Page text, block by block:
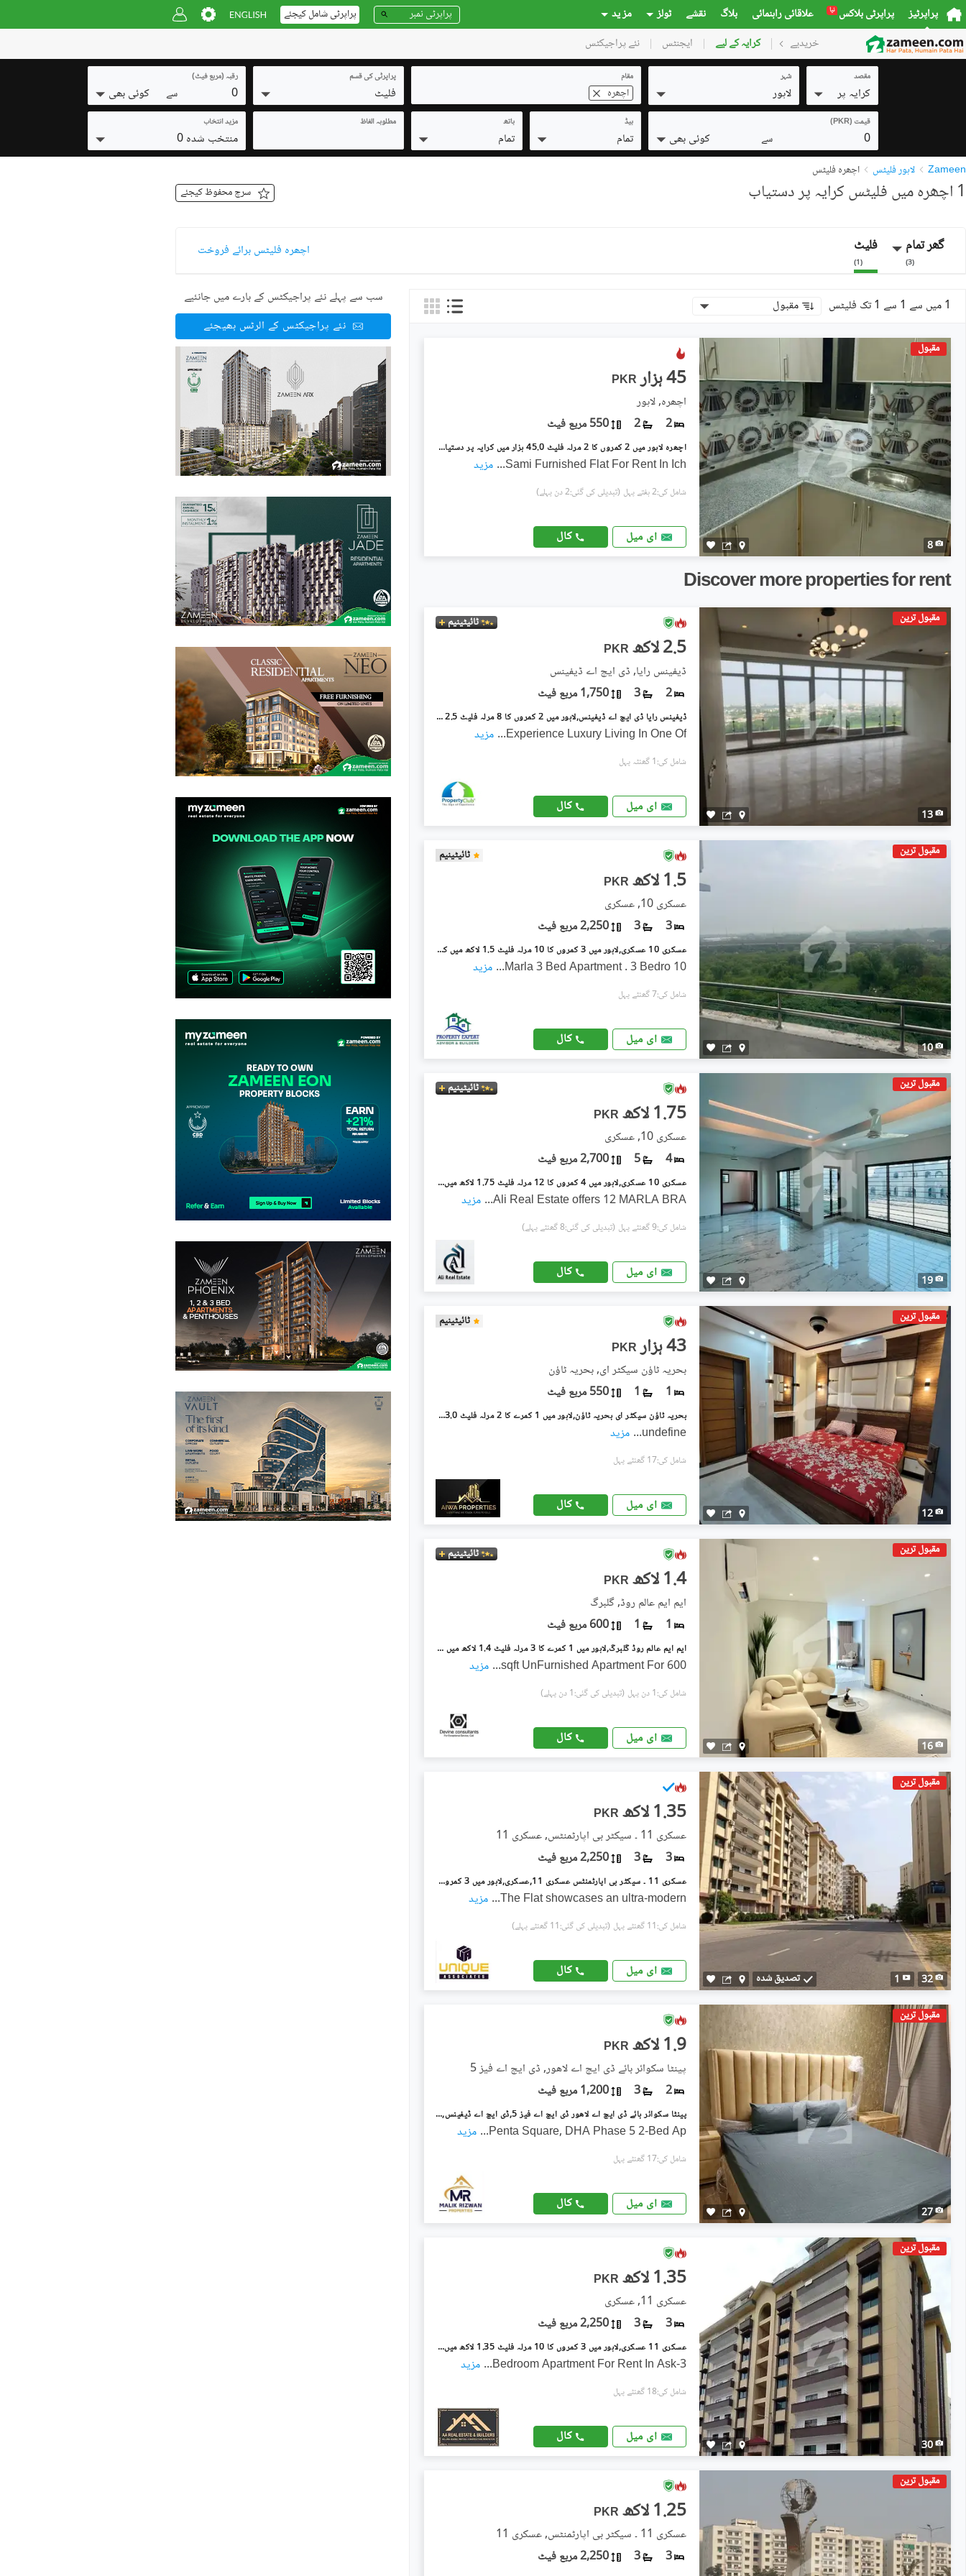
پراپرٹیز پراپرٹی بلاکس نیا علاقائی راہنمائی بلاگ نقشے ٹولز مز ید پراپرٹی شامل کیجئے
خریدیے گھر پلاٹس کمرشل کرایہ کے لیے ایجنٹس نئے پراجیکٹس
مقصد
کرایہ پر
شہر
لاہور
مقام
اچھرہ
پراپرٹی کی قسم
فلیٹ
رقبہ (مربع فیٹ)
0 سے کوئی بھی
قیمت (PKR)
0 سے کوئی بھی
بیڈ
تمام
باتھ
تمام
مطلوبہ الفاظ مزید انتخاب
منتخب شدہ 0
Zameen لاہور فلیٹس اچھرہ فلیٹس
1 اچھرہ میں فلیٹس کرایہ پر دستیاب سرچ محفوظ کیجئے
گھر تمام
(
3
)
فلیٹ
(
1
)
اچھرہ فلیٹس برائے فروخت
1 میں سے 1 سے 1 تک فلیٹس مقبول
مقبول
8
PKR 45 ہزار
اچھرہ, لاہور
2
2 550 مربع فیٹ
اچھرہ لاہور میں 2 کمروں کا 2 مرلہ فلیٹ 45.0 ہزار میں کرایہ پر دستیاب ہے۔
Sami Furnished Flat For Rent In Ich
... مزید
شامل کی:2 ہفتے پہل (تبدیلی کی گئی:2 دن پہلے)
ای میل کال
Discover more properties for rent
مقبول ترین
13
ٹائیٹینیم
PKR 2.5 لاکھ
ڈیفینس رایا, ڈی ایچ اے ڈیفینس
2
3 1,750 مربع فیٹ
ڈیفینس رایا ڈی ایچ اے ڈیفینس,لاہور میں 2 کمروں کا 8 مرلہ فلیٹ 2.5 لاکھ میں کرایہ پر دستیاب ہے۔
Experience Luxury Living In One Of
... مزید
شامل کی:1 گھنٹہ پہل
ای میل کال
مقبول ترین
10
ٹائیٹینیم
PKR 1.5 لاکھ
عسکری 10, عسکری
3
3 2,250 مربع فیٹ
عسکری 10 عسکری,لاہور میں 3 کمروں کا 10 مرلہ فلیٹ 1.5 لاکھ میں کرایہ پر دستیاب ہے۔
10 Marla 3 Bed Apartment . 3 Bedro
... مزید
شامل کی:7 گھنٹے پہل
ای میل کال
مقبول ترین
19
ٹائیٹینیم
PKR 1.75 لاکھ
عسکری 10, عسکری
4
5 2,700 مربع فیٹ
عسکری 10 عسکری,لاہور میں 4 کمروں کا 12 مرلہ فلیٹ 1.75 لاکھ میں کرایہ پر دستیاب ہے۔
Ali Real Estate offers 12 MARLA BRA
... مزید
شامل کی:9 گھنٹے پہل (تبدیلی کی گئی:8 گھنٹے پہلے)
ای میل کال
مقبول ترین
12
ٹائیٹینیم
PKR 43 ہزار
بحریہ ٹاؤن سیکٹر ای, بحریہ ٹاؤن
1
1 550 مربع فیٹ
بحریہ ٹاؤن سیکٹر ای بحریہ ٹاؤن,لاہور میں 1 کمرے کا 2 مرلہ فلیٹ 43.0 ہزار میں کرایہ پر دستیاب ہے۔
undefine
... مزید
شامل کی:17 گھنٹے پہل
ای میل کال
مقبول ترین
16
ٹائیٹینیم
PKR 1.4 لاکھ
ایم ایم عالم روڈ, گلبرگ
1
1 600 مربع فیٹ
ایم ایم عالم روڈ گلبرگ,لاہور میں 1 کمرے کا 3 مرلہ فلیٹ 1.4 لاکھ میں کرایہ پر دستیاب ہے۔
600 sqft UnFurnished Apartment For
... مزید
شامل کی:1 دن پہل (تبدیلی کی گئی:1 دن پہلے)
ای میل کال
مقبول ترین
32
1 تصدیق شدہ
PKR 1.35 لاکھ
عسکری 11 ۔ سیکٹر بی اپارٹمنٹس, عسکری 11
3
3 2,250 مربع فیٹ
عسکری 11 ۔ سیکٹر بی اپارٹمنٹس عسکری 11,عسکری,لاہور میں 3 کمروں کا 10 مرلہ فلیٹ 1.35 لاکھ میں کرایہ پر دستیاب ہے۔
The Flat showcases an ultra-modern
... مزید
شامل کی:11 گھنٹے پہل (تبدیلی کی گئی:11 گھنٹے پہلے)
ای میل کال
مقبول ترین
27
PKR 1.9 لاکھ
پینٹا سکوائر بائے ڈی ایچ اے لاهور, ڈی ایچ اے فیز 5
2
3 1,200 مربع فیٹ
پینٹا سکوائر بائے ڈی ایچ اے لاهور ڈی ایچ اے فیز 5,ڈی ایچ اے ڈیفینس,لاہور میں 2 کمروں کا 5 مرلہ فلیٹ 1.9 لاکھ میں کرایہ پر دستیاب ہے۔
Penta Square, DHA Phase 5 2-Bed Ap
... مزید
شامل کی:17 گھنٹے پہل
ای میل کال
مقبول ترین
30
PKR 1.35 لاکھ
عسکری 11, عسکری
3
3 2,250 مربع فیٹ
عسکری 11 عسکری,لاہور میں 3 کمروں کا 10 مرلہ فلیٹ 1.35 لاکھ میں کرایہ پر دستیاب ہے۔
3-Bedroom Apartment For Rent In Ask
... مزید
شامل کی:18 گھنٹے پہل
ای میل کال
مقبول ترین
PKR 1.25 لاکھ
عسکری 11 ۔ سیکٹر بی اپارٹمنٹس, عسکری 11
3
3 2,250 مربع فیٹ
سب سے پہلے نئے پراجیکٹس کے بارے میں جانئیے
نئے پراجیکٹس کے الرٹس بھیجئے